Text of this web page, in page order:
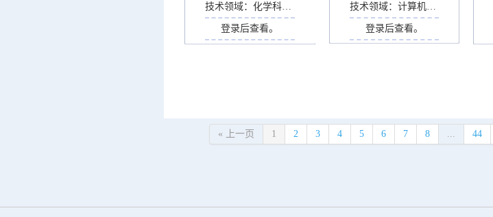
技术领域： 化学科学部
登录后查看。
技术领域： 计算机科学
登录后查看。
« 上一页 1 2 3 4 5 6 7 8 44